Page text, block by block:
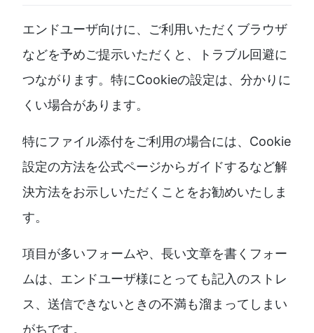
エンドユーザ向けに、ご利用いただくブラウザ
などを予めご提示いただくと、トラブル回避に
つながります。特にCookieの設定は、分かりに
くい場合があります。
特にファイル添付をご利用の場合には、Cookie
設定の方法を公式ページからガイドするなど解
決方法をお示しいただくことをお勧めいたしま
す。
項目が多いフォームや、長い文章を書くフォー
ムは、エンドユーザ様にとっても記入のストレ
ス、送信できないときの不満も溜まってしまい
がちです。